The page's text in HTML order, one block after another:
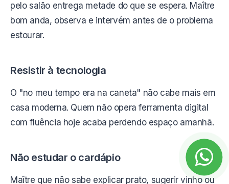
pelo salão entrega metade do que se espera. Maître
bom anda, observa e intervém antes de o problema
estourar.
Resistir à tecnologia
O "no meu tempo era na caneta" não cabe mais em
casa moderna. Quem não opera ferramenta digital
com fluência hoje acaba perdendo espaço amanhã.
Não estudar o cardápio
Maître que não sabe explicar prato, sugerir vinho ou